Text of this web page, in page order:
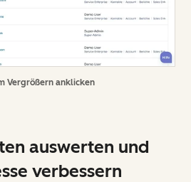
Vergrößern anklicken
auswerten und
verbessern